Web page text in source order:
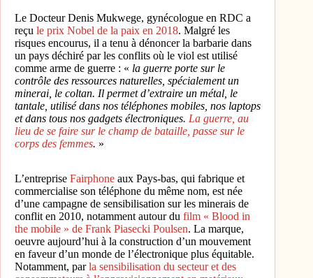
Le Docteur Denis Mukwege, gynécologue en RDC a
reçu le prix Nobel de la paix en 2018. Malgré les
risques encourus, il a tenu à dénoncer la barbarie dans
un pays déchiré par les conflits où le viol est utilisé
comme arme de guerre : « la guerre porte sur le
contrôle des ressources naturelles, spécialement un
minerai, le coltan. Il permet d’extraire un métal, le
tantale, utilisé dans nos téléphones mobiles, nos laptops
et dans tous nos gadgets électroniques. La guerre, au
lieu de se faire sur le champ de bataille, passe sur le
corps des femmes. »
L’entreprise Fairphone aux Pays-bas, qui fabrique et
commercialise son téléphone du même nom, est née
d’une campagne de sensibilisation sur les minerais de
conflit en 2010, notamment autour du film « Blood in
the mobile » de Frank Piasecki Poulsen. La marque,
oeuvre aujourd’hui à la construction d’un mouvement
en faveur d’un monde de l’électronique plus équitable.
Notamment, parla sensibilisation du secteur et des